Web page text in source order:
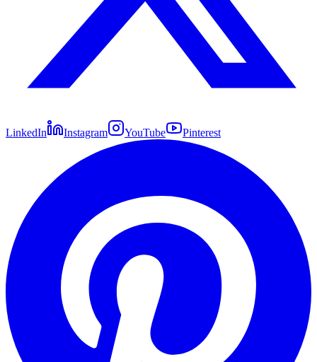
LinkedIn Instagram YouTube Pinterest